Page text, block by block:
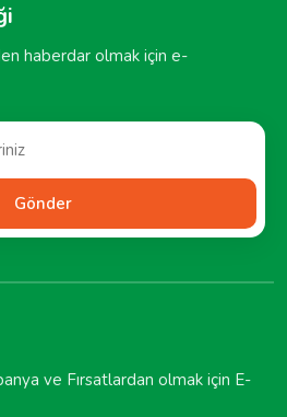
haberdar olmak için e-
Gönder
ve Fırsatlardan olmak için E-